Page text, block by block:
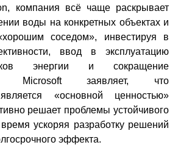
компания всё чаще раскрывает
воды на конкретных объектах и
соседом», инвестируя в
ввод в эксплуатацию
энергии и сокращение
Microsoft заявляет, что
является «основной ценностью»
решает проблемы устойчивого
ускоряя разработку решений
эффекта.